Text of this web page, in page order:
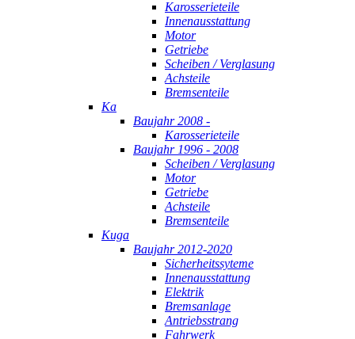
Karosserieteile
Innenausstattung
Motor
Getriebe
Scheiben / Verglasung
Achsteile
Bremsenteile
Ka
Baujahr 2008 -
Karosserieteile
Baujahr 1996 - 2008
Scheiben / Verglasung
Motor
Getriebe
Achsteile
Bremsenteile
Kuga
Baujahr 2012-2020
Sicherheitssyteme
Innenausstattung
Elektrik
Bremsanlage
Antriebsstrang
Fahrwerk